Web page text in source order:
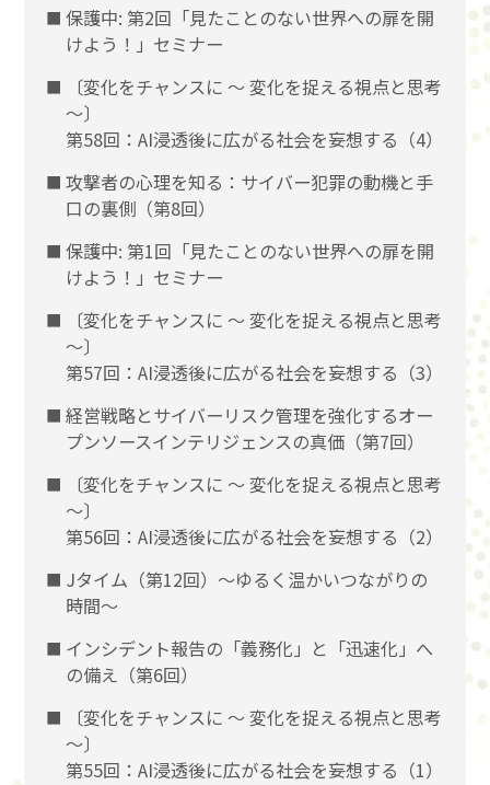
保護中: 第2回「見たことのない世界への扉を開
けよう！」セミナー
〔変化をチャンスに 〜 変化を捉える視点と思考
〜〕
第58回：AI浸透後に広がる社会を妄想する（4）
攻撃者の心理を知る：サイバー犯罪の動機と手
口の裏側（第8回）
保護中: 第1回「見たことのない世界への扉を開
けよう！」セミナー
〔変化をチャンスに 〜 変化を捉える視点と思考
〜〕
第57回：AI浸透後に広がる社会を妄想する（3）
経営戦略とサイバーリスク管理を強化するオー
プンソースインテリジェンスの真価（第7回）
〔変化をチャンスに 〜 変化を捉える視点と思考
〜〕
第56回：AI浸透後に広がる社会を妄想する（2）
Jタイム（第12回）～ゆるく温かいつながりの
時間～
インシデント報告の「義務化」と「迅速化」へ
の備え（第6回）
〔変化をチャンスに 〜 変化を捉える視点と思考
〜〕
第55回：AI浸透後に広がる社会を妄想する（1）